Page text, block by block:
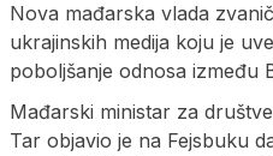
Nova mađarska vlada
ukrajinskih medija koju je
poboljšanje odnosa između
Mađarski ministar za
Tar objavio je na Fejsbuku